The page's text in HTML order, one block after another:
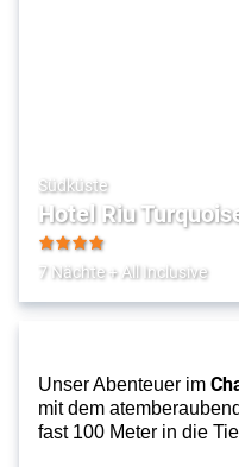
Südküste
Hotel Riu
4
7 Nächte+ All Inclusive
Unser Abenteuer im
mit dem
fast 100 Meter in die